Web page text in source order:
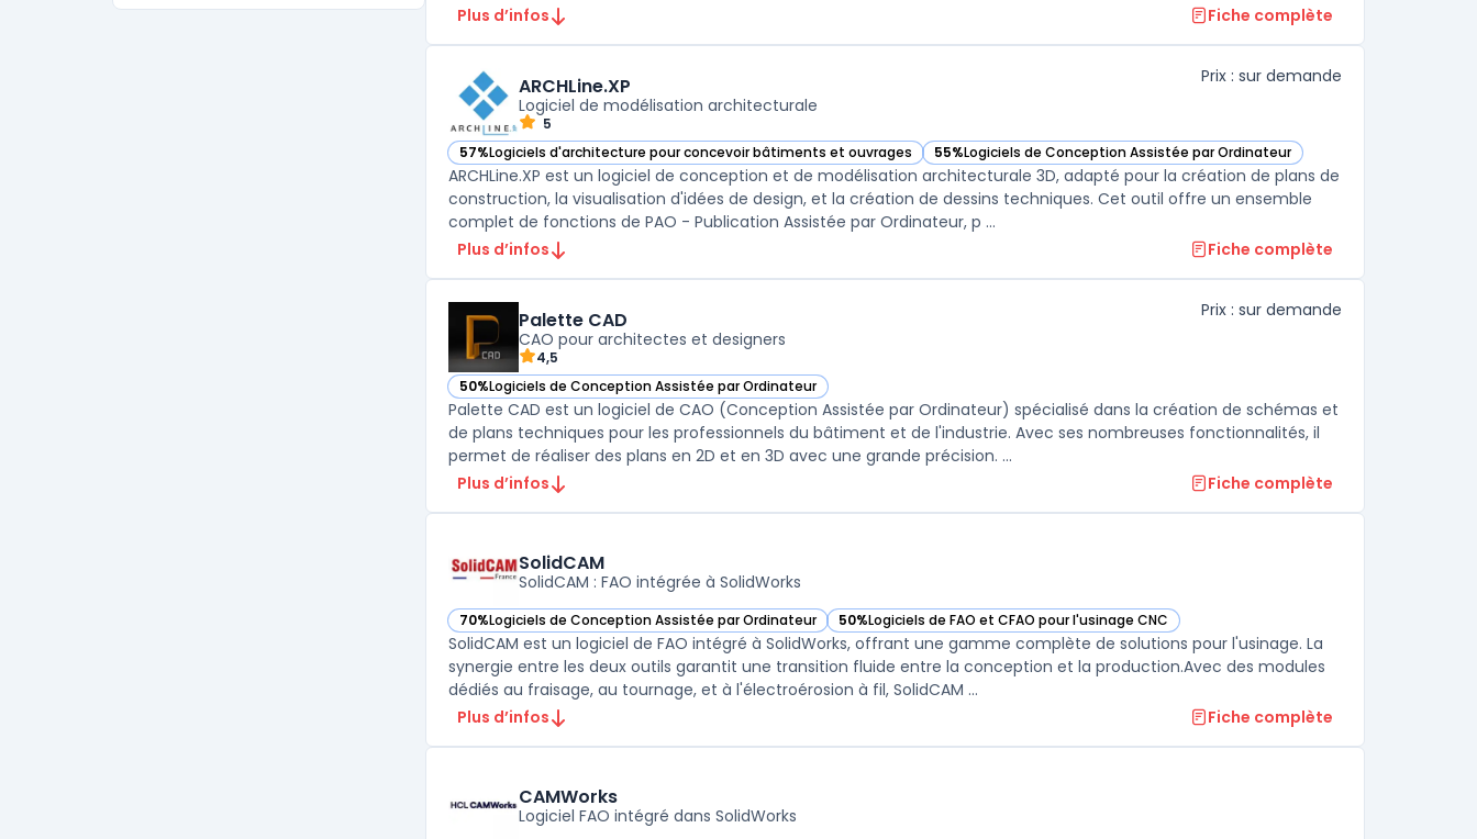
Plus d’infos
Fiche complète
ARCHLine.XP
Logiciel de modélisation architecturale
5
Prix : sur demande
57%Logiciels d'architecture pour concevoir bâtiments et ouvrages
— voir ARCHLine.XP dans cette catégorie 55%Logiciels de Conception Assistée par Ordinateur
— voir ARCHLine.XP dans cette catégorie
ARCHLine.XP est un logiciel de conception et de modélisation architecturale 3D, adapté pour la création de plans de
construction, la visualisation d'idées de design, et la création de dessins techniques. Cet outil offre un ensemble
complet de fonctions de PAO - Publication Assistée par Ordinateur, p ...
Plus d’infos
Fiche complète
Palette CAD
CAO pour architectes et designers
4,5
Prix : sur demande
50%Logiciels de Conception Assistée par Ordinateur
— voir Palette CAD dans cette catégorie
Palette CAD est un logiciel de CAO (Conception Assistée par Ordinateur) spécialisé dans la création de schémas et
de plans techniques pour les professionnels du bâtiment et de l'industrie. Avec ses nombreuses fonctionnalités, il
permet de réaliser des plans en 2D et en 3D avec une grande précision. ...
Plus d’infos
Fiche complète
SolidCAM
SolidCAM : FAO intégrée à SolidWorks
70%Logiciels de Conception Assistée par Ordinateur
— voir SolidCAM dans cette catégorie 50%Logiciels de FAO et CFAO pour l'usinage CNC
— voir SolidCAM dans cette catégorie
SolidCAM est un logiciel de FAO intégré à SolidWorks, offrant une gamme complète de solutions pour l'usinage. La
synergie entre les deux outils garantit une transition fluide entre la conception et la production.Avec des modules
dédiés au fraisage, au tournage, et à l'électroérosion à fil, SolidCAM ...
Plus d’infos
Fiche complète
CAMWorks
Logiciel FAO intégré dans SolidWorks